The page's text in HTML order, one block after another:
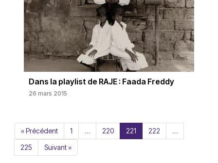
Dans la playlist de RAJE : Faada Freddy
26 mars 2015
« Précédent 1 … 220 221 222
…
225
Suivant »